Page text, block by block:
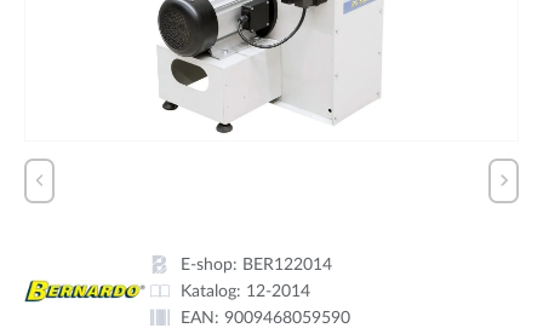
E-shop: BER122014
Katalog: 12-2014
EAN: 9009468059590